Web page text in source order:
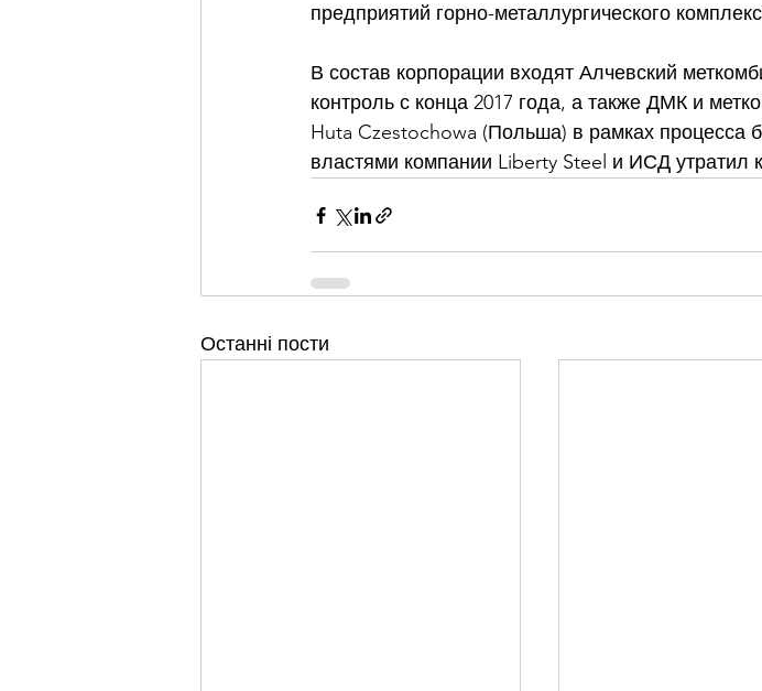
предприятий горно-металлургического
В состав корпорации входят Алчевский
контроль с конца 2017 года, а также ДМК и
Huta Czestochowa (Польша) в рамках процесса
властями компании Liberty Steel и ИСД утратил
Останні пости